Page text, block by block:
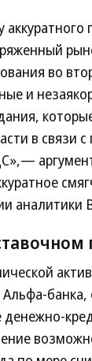
во
и
в связи
аналитики
банка,
денежно-